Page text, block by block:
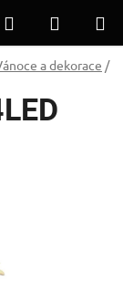
Hledat
KOŠÍK
a dekorace /